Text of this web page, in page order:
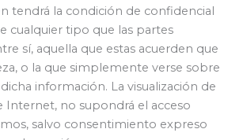
tendrá la condición de confidencial
cualquier tipo que las partes
sí, aquella que estas acuerden que
o la que simplemente verse sobre
información. La visualización de
Internet, no supondrá el acceso
salvo consentimiento expreso